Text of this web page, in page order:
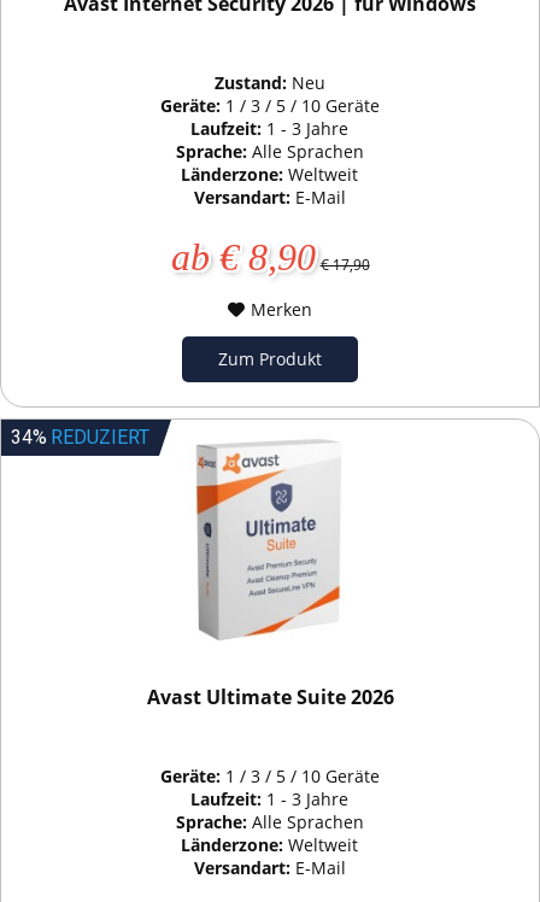
Zustand: Neu
Geräte: 1 / 3 / 5 / 10 Geräte
Laufzeit: 1 - 3 Jahre
Sprache: Alle Sprachen
Länderzone:Weltweit
Versandart: E-Mail
ab € 8,90 € 17,90
Merken
Zum Produkt
34% REDUZIERT
Avast Ultimate Suite 2026
Geräte: 1 / 3 / 5 / 10 Geräte
Laufzeit: 1 - 3 Jahre
Sprache: Alle Sprachen
Länderzone:Weltweit
Versandart: E-Mail